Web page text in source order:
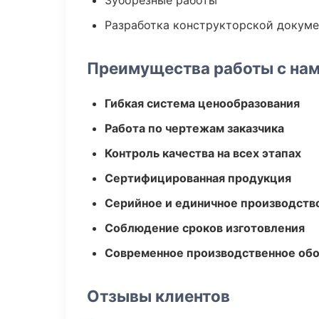
Разработка конструкторской
Преимущества работы с
Гибкая система ценообразования
Работа по чертежам заказчика
Контроль качества на всех этапах
Сертифицированная продукция
Серийное и единичное
Соблюдение сроков изготовления
Современное производственное
Отзывы клиентов